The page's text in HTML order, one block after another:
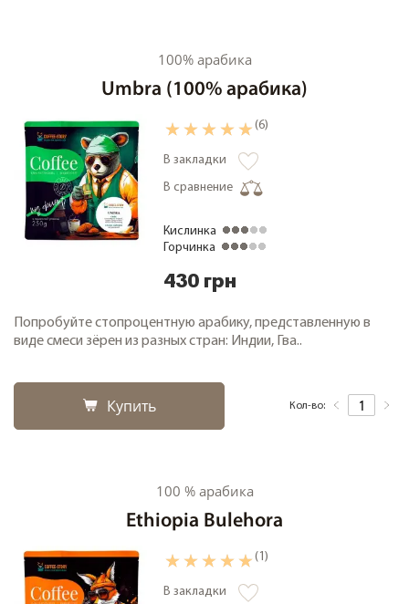
100% арабика
Umbra (100% арабика)
(6)
В закладки
В сравнение
Кислинка
Горчинка
430 грн
Попробуйте стопроцентную арабику, представленную в
виде смеси зёрен из разных стран: Индии, Гва..
Купить Кол-во:
100 % арабика
Ethiopia Bulehora
(1)
В закладки